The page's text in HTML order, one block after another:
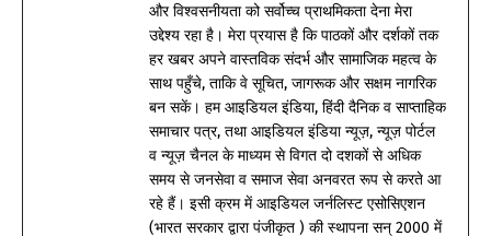
और विश्वसनीयता को सर्वोच्च प्राथमिकता देना मेरा
उद्देश्य रहा है। मेरा प्रयास है कि पाठकों और दर्शकों तक
हर खबर अपने वास्तविक संदर्भ और सामाजिक महत्व के
साथ पहुँचे, ताकि वे सूचित, जागरूक और सक्षम नागरिक
बन सकें। हम आइडियल इंडिया, हिंदी दैनिक व साप्ताहिक
समाचार पत्र, तथा आइडियल इंडिया न्यूज़, न्यूज़ पोर्टल
व न्यूज़ चैनल के माध्यम से विगत दो दशकों से अधिक
समय से जनसेवा व समाज सेवा अनवरत रूप से करते आ
रहे हैं। इसी क्रम में आइडियल जर्नलिस्ट एसोसिएशन
(भारत सरकार द्वारा पंजीकृत ) की स्थापना सन् 2000 में